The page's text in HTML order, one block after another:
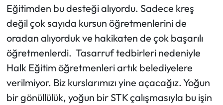
Eğitimden bu desteği alıyordu. Sadece kreş
değil çok sayıda kursun öğretmenlerini de
oradan alıyorduk ve hakikaten de çok başarılı
öğretmenlerdi. Tasarruf tedbirleri nedeniyle
Halk Eğitim öğretmenleri artık belediyelere
verilmiyor. Biz kurslarımızı yine açacağız. Yoğun
bir gönüllülük, yoğun bir STK çalışmasıyla bu işin